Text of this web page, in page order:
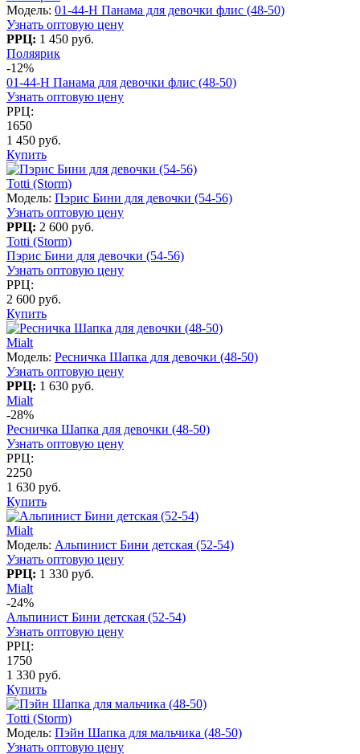
Модель: 01-44-H Панама для девочки флис (48-50)
Узнать оптовую цену
РРЦ: 1 450 руб.
Поляярик
-12%
01-44-H Панама для девочки флис (48-50)
Узнать оптовую цену
РРЦ:
1650
1 450 руб.
Купить
Totti (Storm)
Модель: Пэрис Бини для девочки (54-56)
Узнать оптовую цену
РРЦ: 2 600 руб.
Totti (Storm)
Пэрис Бини для девочки (54-56)
Узнать оптовую цену
РРЦ:
2 600 руб.
Купить
Mialt
Модель: Ресничка Шапка для девочки (48-50)
Узнать оптовую цену
РРЦ: 1 630 руб.
Mialt
-28%
Ресничка Шапка для девочки (48-50)
Узнать оптовую цену
РРЦ:
2250
1 630 руб.
Купить
Mialt
Модель: Альпинист Бини детская (52-54)
Узнать оптовую цену
РРЦ: 1 330 руб.
Mialt
-24%
Альпинист Бини детская (52-54)
Узнать оптовую цену
РРЦ:
1750
1 330 руб.
Купить
Totti (Storm)
Модель: Пэйн Шапка для мальчика (48-50)
Узнать оптовую цену